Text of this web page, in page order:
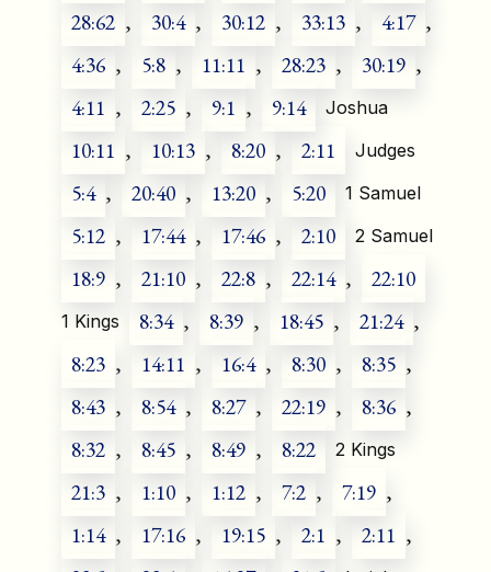
28:62 , 30:4 , 30:12 , 33:13 , 4:17 ,
4:36 , 5:8 , 11:11 , 28:23 , 30:19 ,
4:11 , 2:25 , 9:1 , 9:14 Joshua
10:11 , 10:13 , 8:20 , 2:11 Judges
5:4 , 20:40 , 13:20 , 5:20 1 Samuel
5:12 , 17:44 , 17:46 , 2:10 2 Samuel
18:9 , 21:10 , 22:8 , 22:14 , 22:10
1 Kings 8:34 , 8:39 , 18:45 , 21:24 ,
8:23 , 14:11 , 16:4 , 8:30 , 8:35 ,
8:43 , 8:54 , 8:27 , 22:19 , 8:36 ,
8:32 , 8:45 , 8:49 , 8:22 2 Kings
21:3 , 1:10 , 1:12 , 7:2 , 7:19 ,
1:14 , 17:16 , 19:15 , 2:1 , 2:11 ,